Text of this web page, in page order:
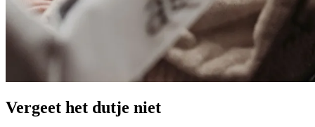
Vergeet het dutje niet